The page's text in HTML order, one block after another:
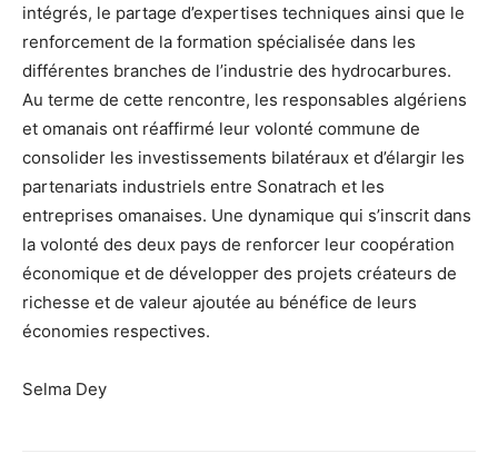
intégrés, le partage d’expertises techniques ainsi que le
renforcement de la formation spécialisée dans les
différentes branches de l’industrie des hydrocarbures.
Au terme de cette rencontre, les responsables algériens
et omanais ont réaffirmé leur volonté commune de
consolider les investissements bilatéraux et d’élargir les
partenariats industriels entre Sonatrach et les
entreprises omanaises. Une dynamique qui s’inscrit dans
la volonté des deux pays de renforcer leur coopération
économique et de développer des projets créateurs de
richesse et de valeur ajoutée au bénéfice de leurs
économies respectives.
Selma Dey